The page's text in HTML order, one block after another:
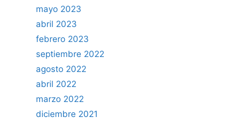
mayo 2023
abril 2023
febrero 2023
septiembre 2022
agosto 2022
abril 2022
marzo 2022
diciembre 2021